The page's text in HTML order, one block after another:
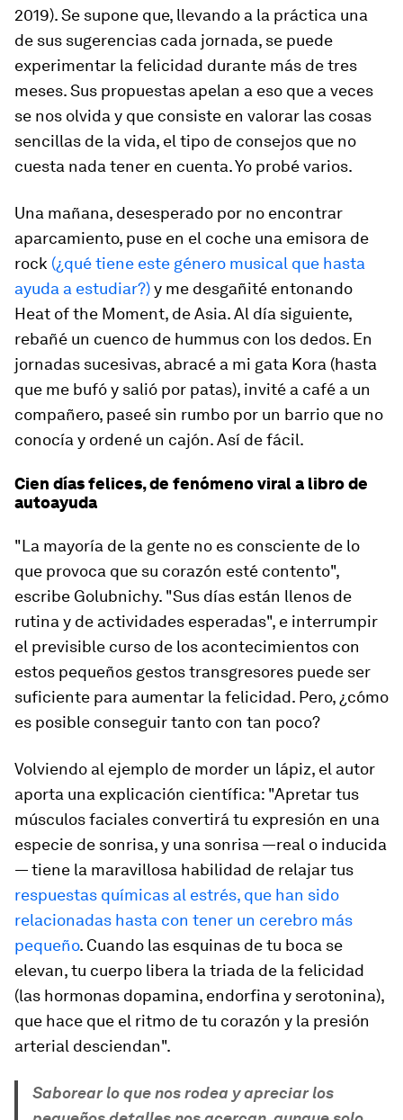
2019). Se supone que, llevando a la práctica una
de sus sugerencias cada jornada, se puede
experimentar la felicidad durante más de tres
meses. Sus propuestas apelan a eso que a veces
se nos olvida y que consiste en valorar las cosas
sencillas de la vida, el tipo de consejos que no
cuesta nada tener en cuenta. Yo probé varios.
Una mañana, desesperado por no encontrar
aparcamiento, puse en el coche una emisora de
rock (¿qué tiene este género musical que hasta
ayuda a estudiar?)y me desgañité entonando
Heat of the Moment, de Asia. Al día siguiente,
rebañé un cuenco de hummus con los dedos. En
jornadas sucesivas, abracé a mi gata Kora (hasta
que me bufó y salió por patas), invité a café a un
compañero, paseé sin rumbo por un barrio que no
conocía y ordené un cajón. Así de fácil.
Cien días felices, de fenómeno viral a libro de
autoayuda
"La mayoría de la gente no es consciente de lo
que provoca que su corazón esté contento",
escribe Golubnichy. "Sus días están llenos de
rutina y de actividades esperadas", e interrumpir
el previsible curso de los acontecimientos con
estos pequeños gestos transgresores puede ser
suficiente para aumentar la felicidad. Pero, ¿cómo
es posible conseguir tanto con tan poco?
Volviendo al ejemplo de morder un lápiz, el autor
aporta una explicación científica: "Apretar tus
músculos faciales convertirá tu expresión en una
especie de sonrisa, y una sonrisa —real o inducida
— tiene la maravillosa habilidad de relajar tus
respuestas químicas al estrés, que han sido
relacionadas hasta con tener un cerebro más
pequeño. Cuando las esquinas de tu boca se
elevan, tu cuerpo libera la triada de la felicidad
(las hormonas dopamina, endorfina y serotonina),
que hace que el ritmo de tu corazón y la presión
arterial desciendan".
Saborear lo que nos rodea y apreciar los